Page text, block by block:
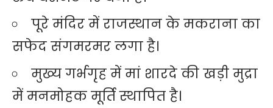
पूरे मंदिर में राजस्थान के मकराना का
सफेद संगमरमर लगा है।
मुख्य गर्भगृह में मां शारदे की खड़ी मुद्रा
में मनमोहक मूर्ति स्थापित है।